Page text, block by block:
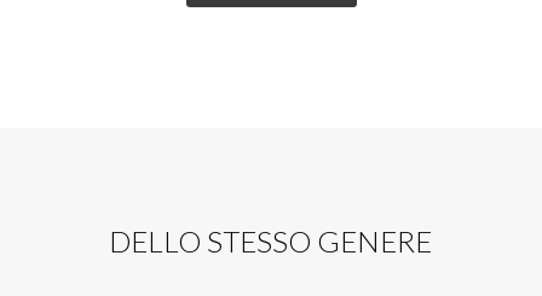
DELLO STESSO GENERE